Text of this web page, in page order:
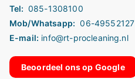
Tel: 085-1308100
Mob/Whatsapp: 06-49552127
E-mail: info@rt-procleaning.nl
Beoordeel ons op Google